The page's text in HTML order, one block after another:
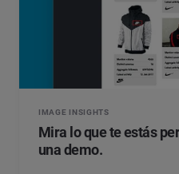
IMAGE INSIGHTS
Mira lo que te estás
una demo.